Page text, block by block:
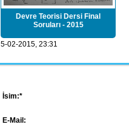
Devre Teorisi Dersi Final
Soruları - 2015
5-02-2015, 23:31
İsim:*
E-Mail: